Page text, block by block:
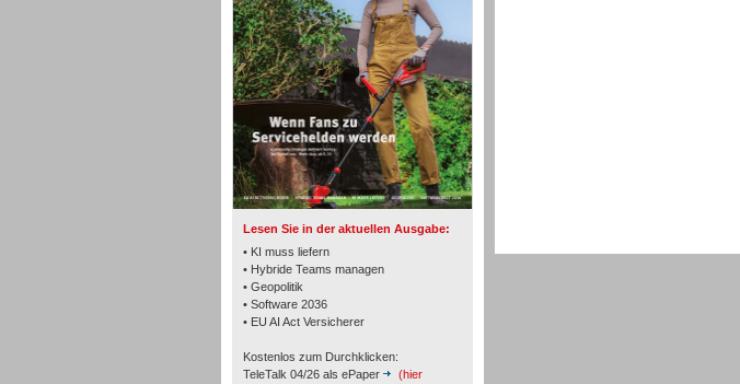
Lesen Sie in der aktuellen Ausgabe:
• KI muss liefern
• Hybride Teams managen
• Geopolitik
• Software 2036
• EU AI Act Versicherer
Kostenlos zum Durchklicken:
TeleTalk 04/26 als ePaper
(hier
TK- und ACD-Systeme
Workforce-Management